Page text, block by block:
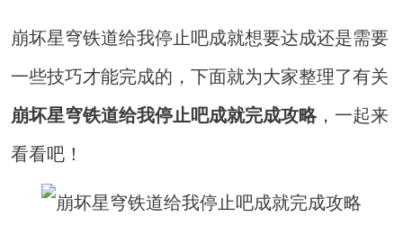
崩坏星穹铁道给我停止吧成就想要达成还是需要
一些技巧才能完成的，下面就为大家整理了有关
崩坏星穹铁道给我停止吧成就完成攻略，一起来
看看吧！